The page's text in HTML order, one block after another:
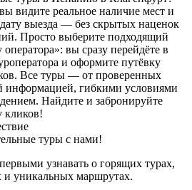
видите реальное наличие мест и
выезда — без скрытых наценок
Просто выберите подходящий
вы сразу перейдёте в
и оформите путёвку
Все туры — от проверенных
информацией, гибкими условиями
Найдите и забронируйте
кликов!
туры с нами!
узнавать о горящих турах,
уникальных маршрутах.